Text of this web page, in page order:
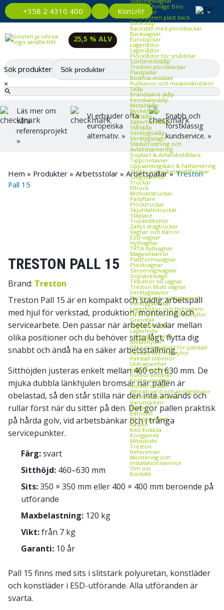
+358 2 4310 400 KontaktPlastic Storage Bins
Plastlådor
Återvunnen plast back
Backskåp
Backställ med plockbackar
Backvagnar
Eurobackar
Lagerlådor
Lagerlådor
Plocklådor för smådelar
Sortimentskåp
Treston plockbackar
Plastpallar
Rostfria möbler
Rullbanor och maskinskridskor
Skåp
Brandsäkra skåp
Kemikalieskåp
Metallskåp
Nyckelskåp
Plåtskåp
Säkerhetsskåp
Stålskåp
Verktygsskåp
Verktygsvagn
Städutrustning och
Avfallshantering
Sopkärl & Avfallsbehållare
Tippcontainer
Uppsamlingskärl & Fathantering
Stegar och arbetsplattformar
Stegtillbehör
Truckar
Eltruck
Motviktstruckar
Pallyftare
Plocktruckar
Skjutstativtruckar
Staplare
Trucktillbehör
Zallys dragtruckar
Vagnar och Kärror
ESD‑vagnar
Hyllvagnar
TRTA hyllvagnar
Magasinkärror
Plattformsvagnar
Plockvagnar
Serveringsvagnar
Sopsäcksvagn
Tillbehör till vagnar
Treston Multi vagnar
Verktygstavlor
Perforerad verktygspanel
Verktygskrokar
Lagerhyllor och Hyllsystem
FIFO‑hyllor och flödeshyllor
Grenställ
Lagerautomat
Lagerhylla
Longspan hylla
Metallhyllor
Påkörningsskydd för pallställ
Pallställ och Pallhyllor
Pallställ tillbehör
Utdragsenhet
Småvaruhyllor
Kontorsmöbler
Kontorsmattor
Kontorsstolar
Whiteboard och anslagstavlor
Kontorsskrivbord
Varumärken
Axelent
Edmolift
EP-Equipment
Kasten
Kito Erikkilä
Kongamek
Mitsubishi
Treston
Referenser
Montering och
installationsservice
Om oss
Kontakt
25,5 % ALV
Sök produkter
×
Läs mer om
våra
referensprojekt
»
Vi erbjuder ofta
europeiska
alternativ. »
Snabb och
förstklassig
kundservice. »
Hem » Produkter » Arbetsstolar » Arbetspallar»Treston
Pall 15
TRESTON PALL 15
Brand: Treston
Treston Pall 15 är en kompakt och stadig arbetspall
med hjul för verkstad, produktion, montering och
servicearbete. Den passar när arbetet växlar mellan
olika positioner och du behöver sitta lågt, flytta dig
snabbt och ändå ha en säker arbetsställning.
Sitthöjden justeras enkelt mellan 460 och 630 mm. De
mjuka dubbla länkhjulen bromsar när pallen är
obelastad, så den står stilla när den inte används och
rullar först när du sitter på den. Det gör pallen praktisk
på hårda golv, vid arbetsbänkar och i trånga
servicepunkter.
Färg:svart
Sitthöjd:460–630 mm
Sits:350 × 350 mm eller 400 × 400 mm beroende på
utförande
Maxbelastning:120 kg
Vikt:från 7 kg
Garanti:10 år
Pall 15 finns med sits i slitstark polyuretan, konstläder
och konstläder i ESD-utförande. Alla utföranden är
svarta.